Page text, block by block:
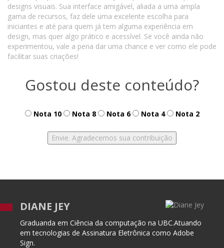
designs visuais. Sua interface amigável, aliada a uma ampla
gama de recursos, faz dele uma excelente escolha para
iniciantes e até para quem já tem alguma experiência em
design, mas quer algo prático e acessível. Se você ainda não
experimentou, vale a pena dar uma chance e ver como ele pode
facilitar suas criações!
Gostou deste conteúdo?
Nota 10 Nota 8 Nota 6 Nota 4 Nota 2
DIANE JEY
Graduanda em Ciência da computação na UBC.Atuando
em tecnologias de Assinatura Eletrônica como Adobe
Sign.